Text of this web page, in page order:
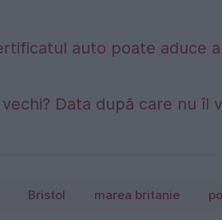
auto poate aduce
Data după care nu îl
Bristol marea britanie